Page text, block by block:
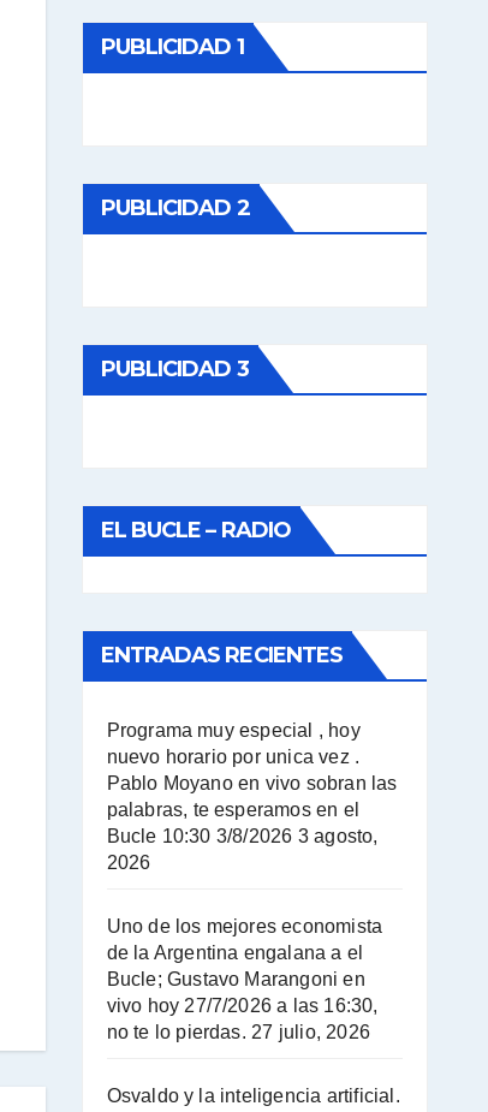
PUBLICIDAD 1
PUBLICIDAD 2
PUBLICIDAD 3
EL BUCLE – RADIO
ENTRADAS RECIENTES
Programa muy especial , hoy
nuevo horario por unica vez .
Pablo Moyano en vivo sobran las
palabras, te esperamos en el
Bucle 10:30 3/8/2026 3 agosto,
2026
Uno de los mejores economista
de la Argentina engalana a el
Bucle; Gustavo Marangoni en
vivo hoy 27/7/2026 a las 16:30,
no te lo pierdas. 27 julio, 2026
Osvaldo y la inteligencia artificial.